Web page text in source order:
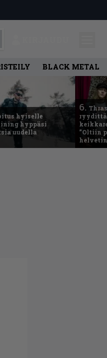
BLACK METAL
hyiselle
hyppäsi
uudella
6.
”Oltiin